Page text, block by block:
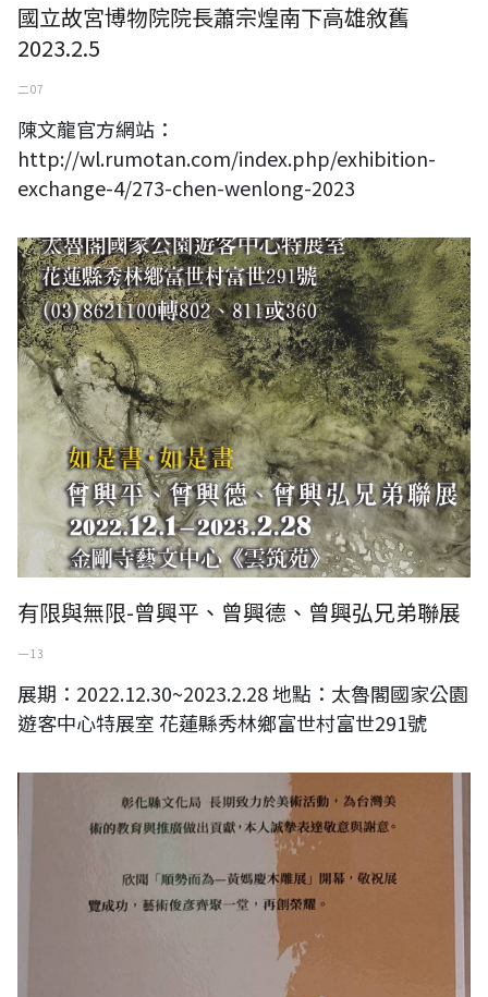
國立故宮博物院院長蕭宗煌南下高雄敘舊
2023.2.5
二 07
陳文龍官方網站：
http://wl.rumotan.com/index.php/exhibition-
exchange-4/273-chen-wenlong-2023
有限與無限-曾興平、曾興德、曾興弘兄弟聯展
一 13
展期：2022.12.30~2023.2.28 地點：太魯閣國家公園
遊客中心特展室 花蓮縣秀林鄉富世村富世291號